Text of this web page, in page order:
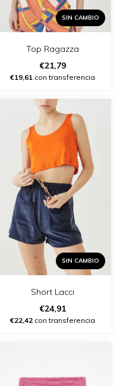
SIN CAMBIO
Top Ragazza
€21,79
€19,61 con transferencia
SIN CAMBIO
Short Lacci
€24,91
€22,42 con transferencia